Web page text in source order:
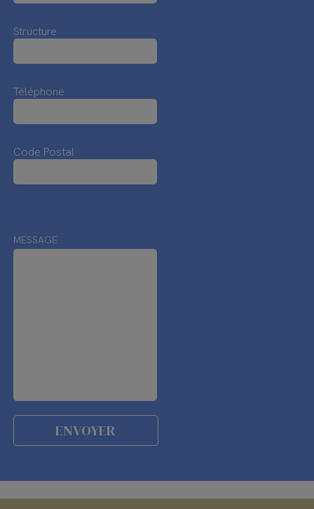
Structure
Téléphone
Code Postal
MESSAGE